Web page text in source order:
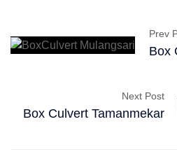
Prev
Box
Next Post
Box Culvert Tamanmekar